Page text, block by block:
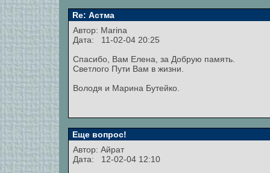
Re: Астма
Автор: Marina
Дата: 11-02-04 20:25
Спасибо, Вам Елена, за Добрую память.
Светлого Пути Вам в жизни.
Володя и Марина Бутейко.
Еще вопрос!
Автор: Айрат
Дата: 12-02-04 12:10